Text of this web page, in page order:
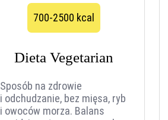
700-2500 kcal
Dieta Vegetarian
Sposób na zdrowie
i odchudzanie, bez mięsa, ryb
i owoców morza. Balans